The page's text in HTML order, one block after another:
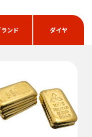
ンド ダイヤ